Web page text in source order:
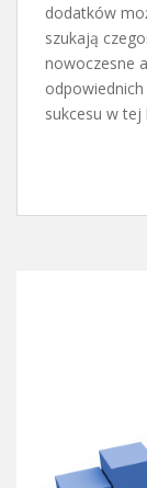
dodatków
szukają
nowoczesne
sukcesu w